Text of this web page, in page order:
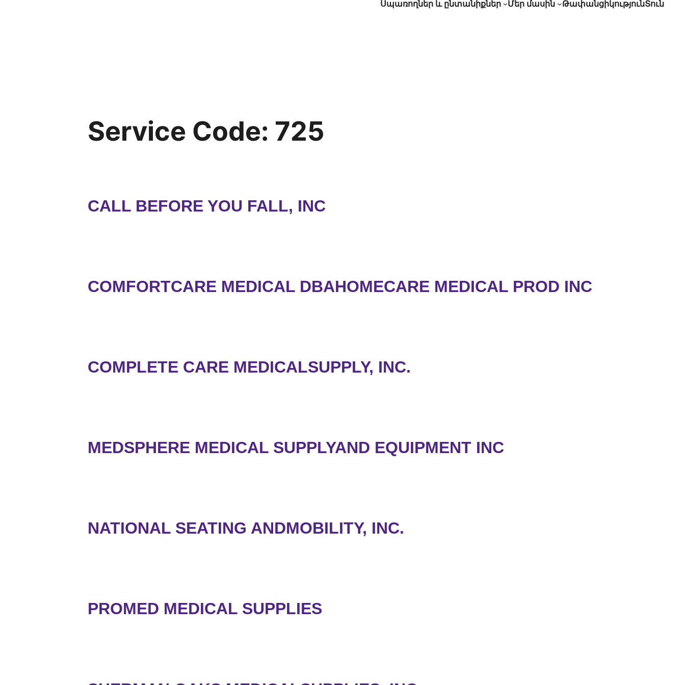
Սպառողներ և ընտանիքներ
Մեր մասին ԹափանցիկությունՏուն
Service Code: 725
CALL BEFORE YOU FALL, INC
COMFORTCARE MEDICAL DBAHOMECARE MEDICAL PROD INC
COMPLETE CARE MEDICALSUPPLY, INC.
MEDSPHERE MEDICAL SUPPLYAND EQUIPMENT INC
NATIONAL SEATING ANDMOBILITY, INC.
PROMED MEDICAL SUPPLIES